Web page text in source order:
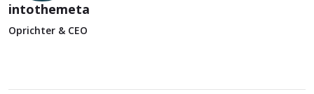
intothemeta
Oprichter & CEO